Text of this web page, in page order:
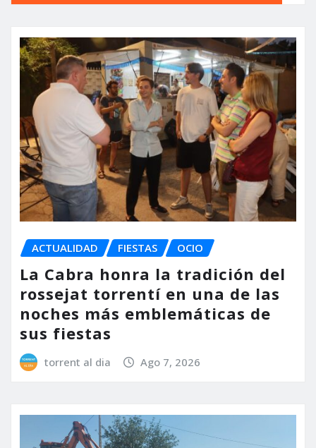
ACTUALIDAD FIESTAS OCIO
La Cabra honra la tradición del
rossejat torrentí en una de las
noches más emblemáticas de
sus fiestas
torrent al dia Ago 7, 2026